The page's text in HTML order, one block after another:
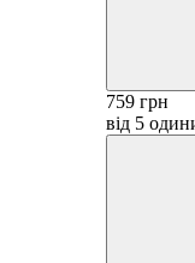
759 грн
від 5